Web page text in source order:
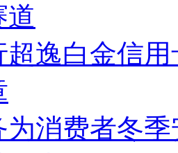
道
超逸白金信
为消费者冬